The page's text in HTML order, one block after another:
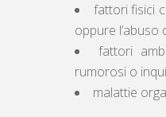
fattori fisici
oppure l’abuso
fattori
rumorosi o
malattie